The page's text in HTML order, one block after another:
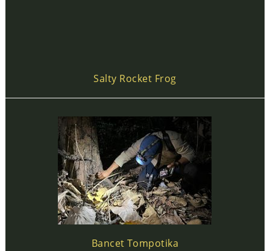
Salty Rocket Frog
Bancet Tompotika